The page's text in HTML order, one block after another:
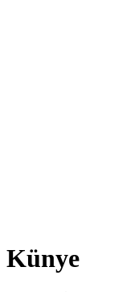
Künye